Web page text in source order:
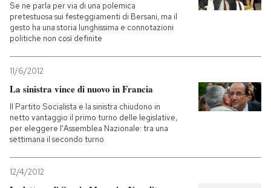
Se ne parla per via di una polemica
pretestuosa sui festeggiamenti di Bersani, ma il
gesto ha una storia lunghissima e connotazioni
politiche non così definite
11/6/2012
La sinistra vince di nuovo in Francia
Il Partito Socialista e la sinistra chiudono in
netto vantaggio il primo turno delle legislative,
per eleggere l'Assemblea Nazionale: tra una
settimana il secondo turno
12/4/2012